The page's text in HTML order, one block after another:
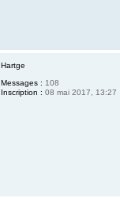
Hartge
Messages : 108
Inscription : 08 mai 2017, 13:27